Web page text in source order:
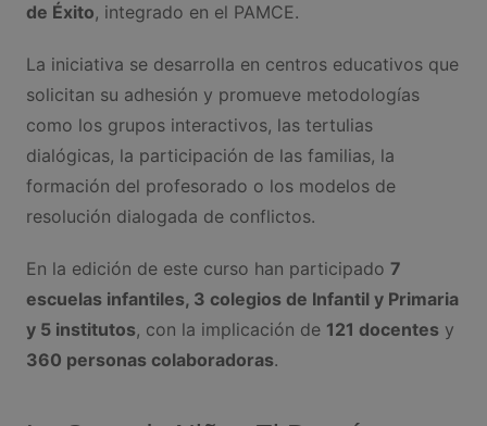
de Éxito, integrado en el PAMCE.
La iniciativa se desarrolla en centros educativos que
solicitan su adhesión y promueve metodologías
como los grupos interactivos, las tertulias
dialógicas, la participación de las familias, la
formación del profesorado o los modelos de
resolución dialogada de conflictos.
En la edición de este curso han participado 7
escuelas infantiles, 3 colegios de Infantil y Primaria
y 5 institutos, con la implicación de 121 docentesy
360 personas colaboradoras.